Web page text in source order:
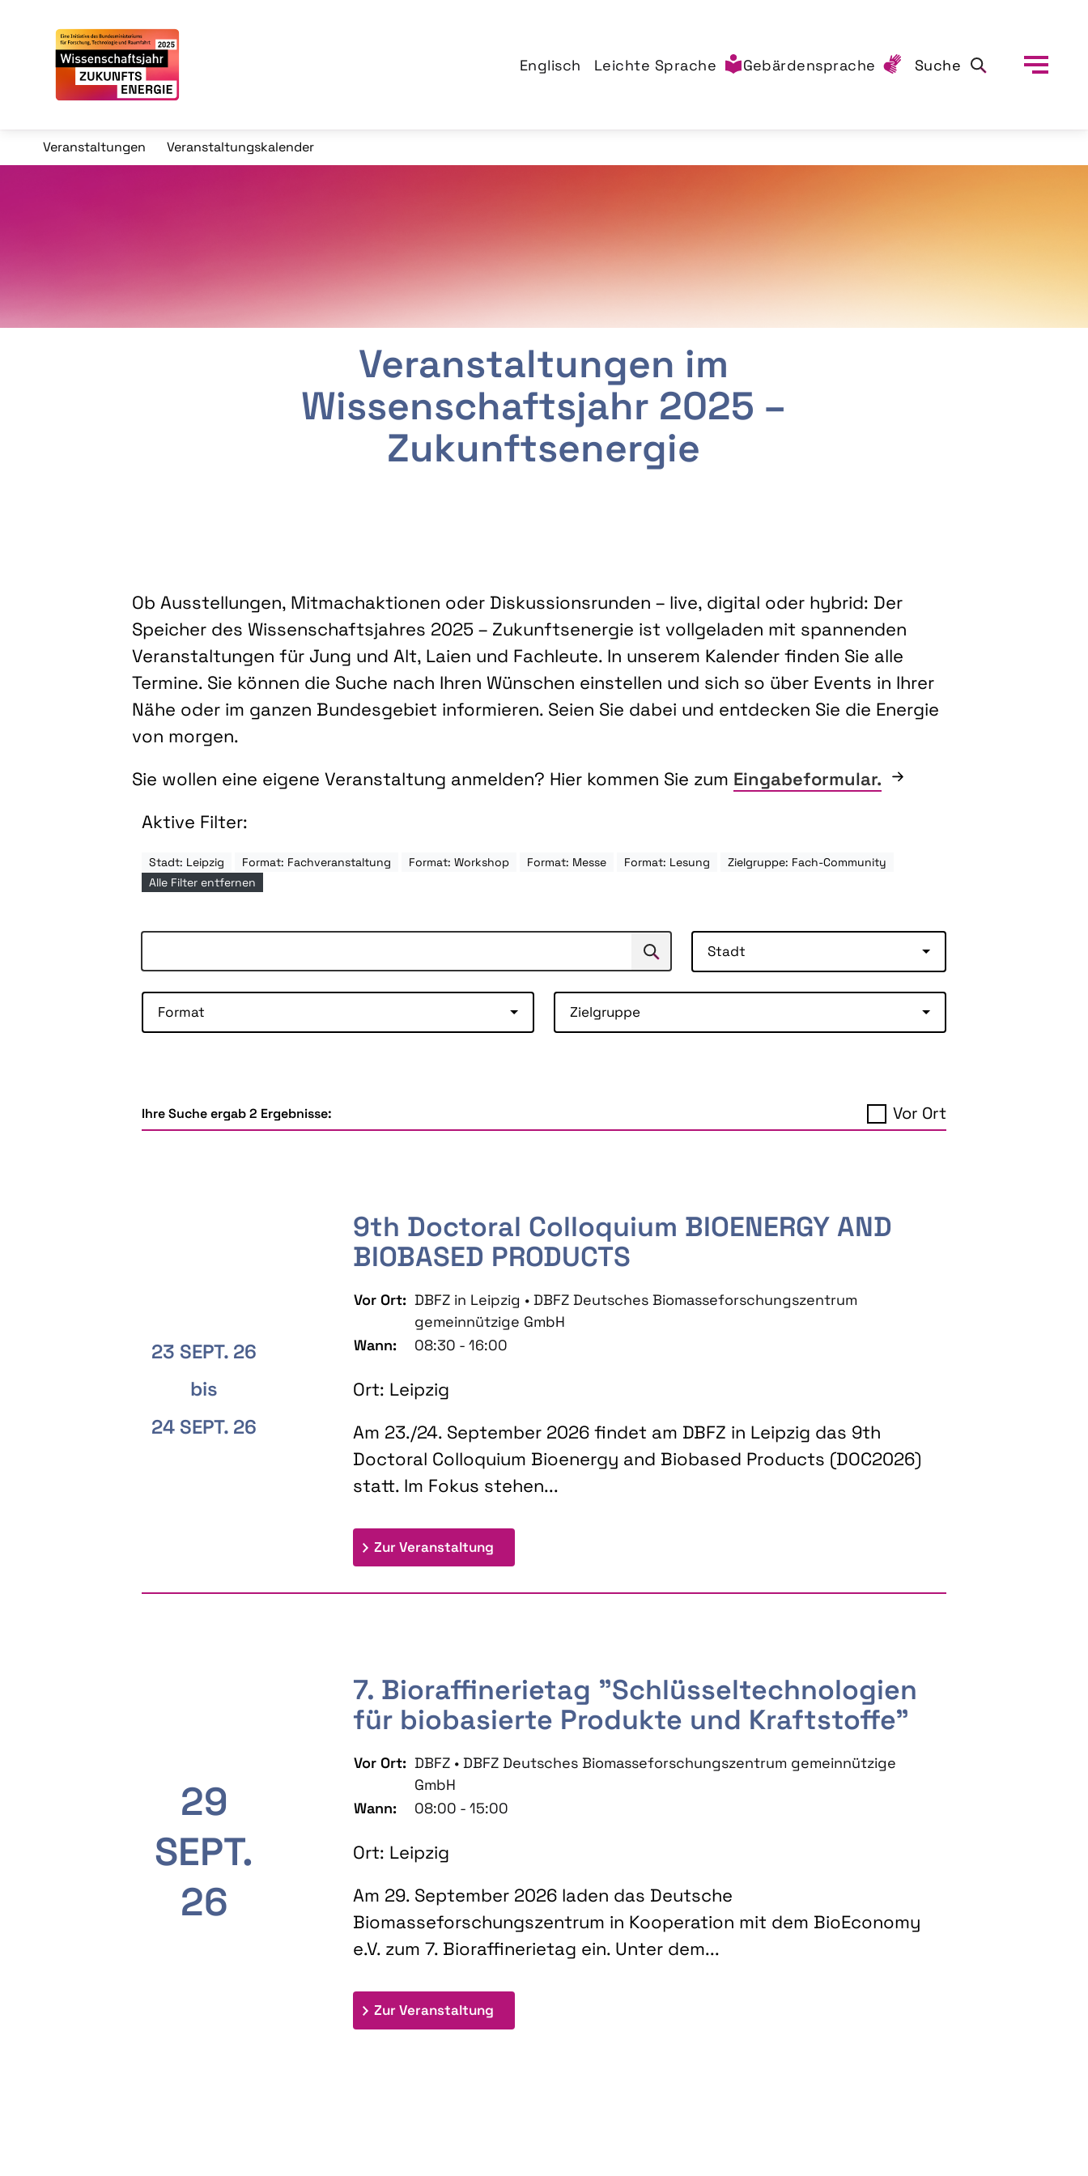
Englisch Leichte Sprache Gebärdensprache Suche
Veranstaltungen Veranstaltungskalender
Veranstaltungen im
Wissenschaftsjahr 2025 –
Zukunftsenergie
Ob Ausstellungen, Mitmachaktionen oder Diskussionsrunden – live, digital oder hybrid: Der
Speicher des Wissenschaftsjahres 2025 – Zukunftsenergie ist vollgeladen mit spannenden
Veranstaltungen für Jung und Alt, Laien und Fachleute. In unserem Kalender finden Sie alle
Termine. Sie können die Suche nach Ihren Wünschen einstellen und sich so über Events in Ihrer
Nähe oder im ganzen Bundesgebiet informieren. Seien Sie dabei und entdecken Sie die Energie
von morgen.
Sie wollen eine eigene Veranstaltung anmelden? Hier kommen Sie zum Eingabeformular.
Aktive Filter:
Stadt: Leipzig Format: Fachveranstaltung Format: Workshop Format: Messe Format: Lesung
Zielgruppe: Fach-Community
Alle Filter entfernen
Suchen Stadt
Format Zielgruppe
Ihre Suche ergab 2 Ergebnisse: Vor Ort
23 SEPT. 26
bis
24 SEPT. 26
9th Doctoral Colloquium BIOENERGY AND
BIOBASED PRODUCTS
Vor Ort: DBFZ in Leipzig • DBFZ Deutsches Biomasseforschungszentrum
gemeinnützige GmbH
Wann:
08:30 - 16:00
Ort: Leipzig
Am 23./24. September 2026 findet am DBFZ in Leipzig das 9th
Doctoral Colloquium Bioenergy and Biobased Products (DOC2026)
statt. Im Fokus stehen...
Zur Veranstaltung: 9th Doctoral Colloquium BIOENERGY AND BIOBASED PRODUCTS
29
SEPT.
26
7. Bioraffinerietag "Schlüsseltechnologien
für biobasierte Produkte und Kraftstoffe"
Vor Ort: DBFZ • DBFZ Deutsches Biomasseforschungszentrum gemeinnützige
GmbH
Wann:
08:00 - 15:00
Ort: Leipzig
Am 29. September 2026 laden das Deutsche
Biomasseforschungszentrum in Kooperation mit dem BioEconomy
e.V. zum 7. Bioraffinerietag ein. Unter dem...
Zur Veranstaltung: 7. Bioraffinerietag "Schlüsseltechnologien für biobasierte Produkte und Kraftstoffe"